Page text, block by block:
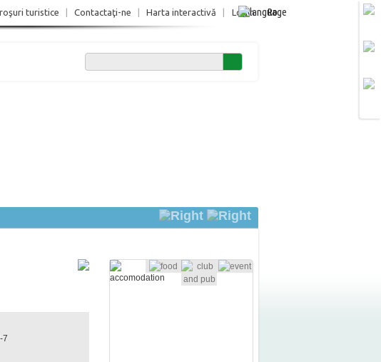
Login Ro
turistice Contactaţi-ne Harta interactivă
7